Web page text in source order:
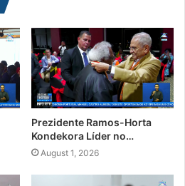
Prezidente Ramos-Horta
Kondekora Líder no…
August 1, 2026